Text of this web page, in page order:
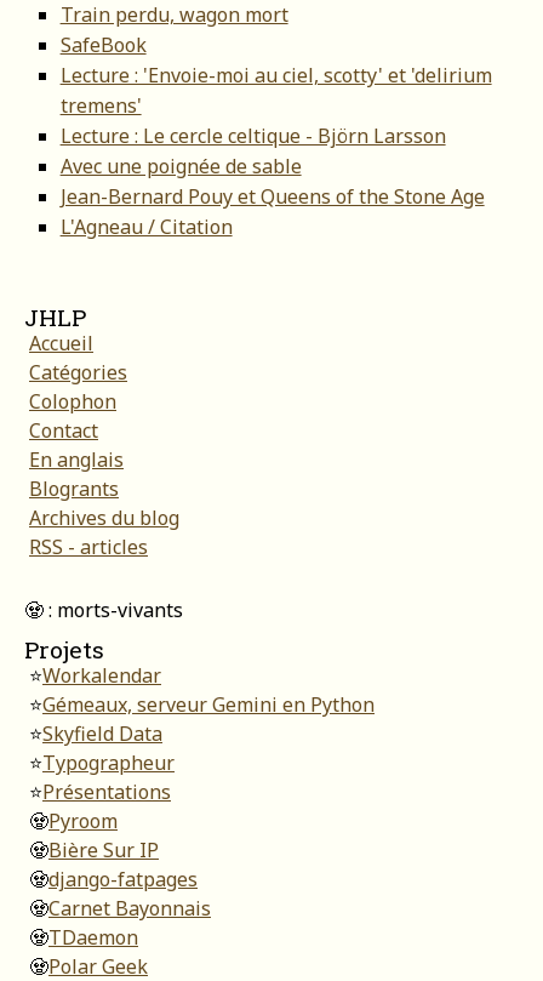
Train perdu, wagon mort
SafeBook
Lecture : 'Envoie-moi au ciel, scotty' et 'delirium
tremens'
Lecture : Le cercle celtique - Björn Larsson
Avec une poignée de sable
Jean-Bernard Pouy et Queens of the Stone Age
L'Agneau / Citation
JHLP
Accueil
Catégories
Colophon
Contact
En anglais
Blogrants
Archives du blog
RSS - articles
🧟 : morts-vivants
Projets
⭐Workalendar
⭐Gémeaux, serveur Gemini en Python
⭐Skyfield Data
⭐Typographeur
⭐Présentations
🧟Pyroom
🧟Bière Sur IP
🧟django-fatpages
🧟Carnet Bayonnais
🧟TDaemon
🧟Polar Geek